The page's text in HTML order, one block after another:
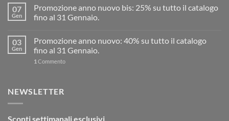
07
Gen
Promozione anno nuovo bis: 25% su tutto il catalogo
fino al 31 Gennaio.
03
Gen
Promozione anno nuovo: 40% su tutto il catalogo
fino al 31 Gennaio.
1 Commento
NEWSLETTER
Sconti settimanali esclusivi.